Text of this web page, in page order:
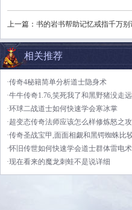
上一篇： 书的岩书帮助记忆戒指千万别
相关推荐
·传奇4秘籍简单分析道士隐身术
·牛牛传奇1.76,笑死我了和黑野猪没走远
·环球二战道士如何快速学会寒冰掌
·超变态传奇法师应该怎么样修炼怒之
·传奇圣战宝甲,面面相觑和黑锷蜘蛛比
·怀旧传世如何快速学会道士群体雷电术
·现在看来的魔龙刺蛙不是说详细